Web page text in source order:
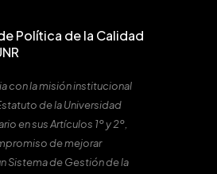
Política de la Calidad
con la misión institucional
de la Universidad
en sus Artículos 1º y 2º,
de mejorar
Sistema de Gestión de la